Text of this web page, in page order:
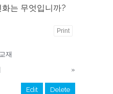
는 무엇입니까?
Print
재
»
Edit Delete